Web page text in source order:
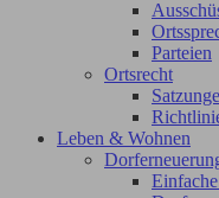
Parteien
Ortsrecht
Leben & Wohnen